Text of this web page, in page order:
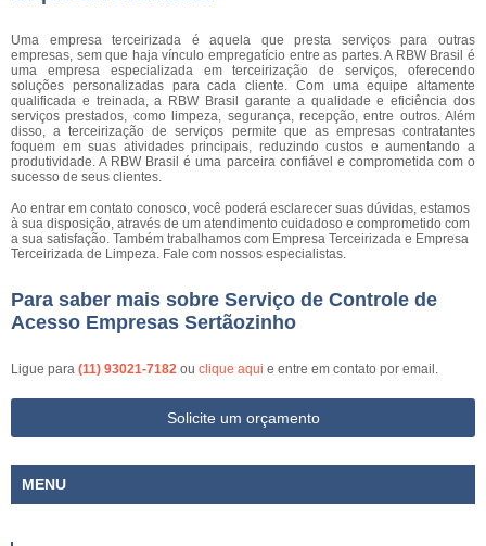
Uma empresa terceirizada é aquela que presta serviços para outras
empresas, sem que haja vínculo empregatício entre as partes. A RBW Brasil é
uma empresa especializada em terceirização de serviços, oferecendo
soluções personalizadas para cada cliente. Com uma equipe altamente
qualificada e treinada, a RBW Brasil garante a qualidade e eficiência dos
serviços prestados, como limpeza, segurança, recepção, entre outros. Além
disso, a terceirização de serviços permite que as empresas contratantes
foquem em suas atividades principais, reduzindo custos e aumentando a
produtividade. A RBW Brasil é uma parceira confiável e comprometida com o
sucesso de seus clientes.
Ao entrar em contato conosco, você poderá esclarecer suas dúvidas, estamos
à sua disposição, através de um atendimento cuidadoso e comprometido com
a sua satisfação. Também trabalhamos com Empresa Terceirizada e Empresa
Terceirizada de Limpeza. Fale com nossos especialistas.
Para saber mais sobre Serviço de Controle de
Acesso Empresas Sertãozinho
Ligue para (11) 93021-7182 ou clique aqui e entre em contato por email.
Solicite um orçamento
MENU